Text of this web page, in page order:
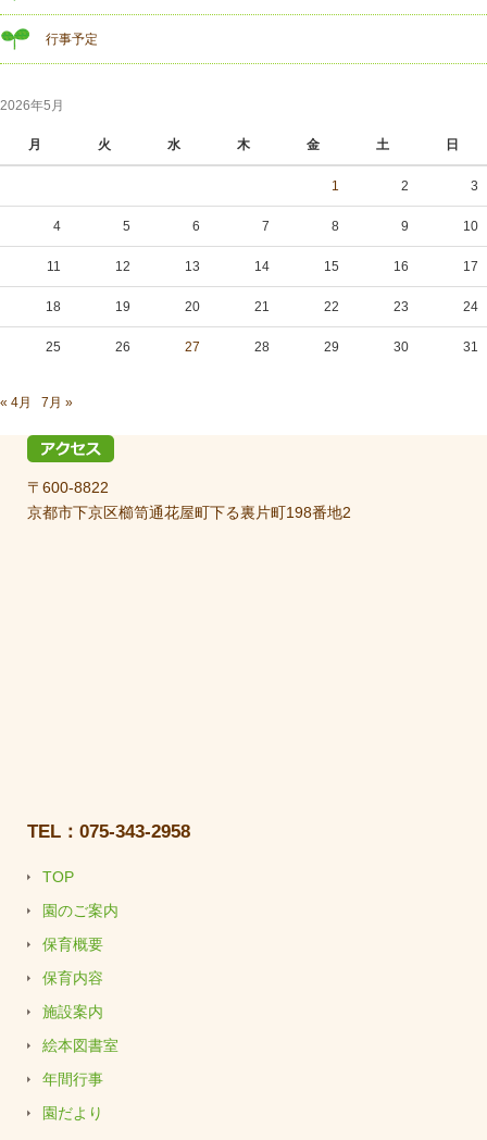
行事予定
2026年5月
月 火 水 木 金 土 日
1 2 3
4 5 6 7 8 9 10
11 12 13 14 15 16 17
18 19 20 21 22 23 24
25 26 27 28 29 30 31
« 4月 7月 »
〒600-8822
京都市下京区櫛笥通花屋町下る裏片町198番地2
TEL：075-343-2958
TOP
園のご案内
保育概要
保育内容
施設案内
絵本図書室
年間行事
園だより